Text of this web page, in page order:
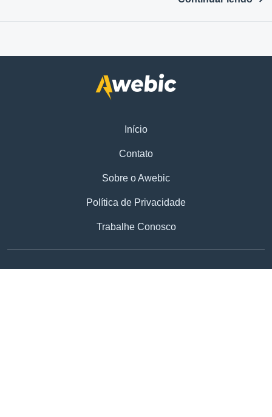
Início
Contato
Sobre o Awebic
Política de Privacidade
Trabalhe Conosco